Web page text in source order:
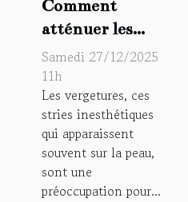
Comment
atténuer les
marques de
vergetures de
manière
naturelle ?
Samedi 27/12/2025
11h
Les vergetures, ces
stries inesthétiques
qui apparaissent
souvent sur la peau,
sont une
préoccupation pour...